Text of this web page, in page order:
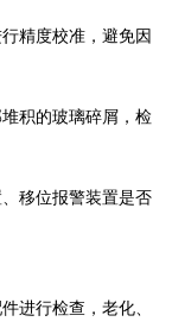
精度校准，避免因
积的玻璃碎屑，检
移位报警装置是否
进行检查，老化、